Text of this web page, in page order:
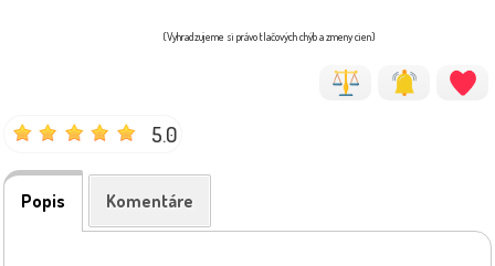
(Vyhradzujeme si právo tlačových chýb a zmeny cien)
5.0
Popis Komentáre